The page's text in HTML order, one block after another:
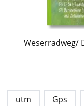
Weserradweg/
utm Gps